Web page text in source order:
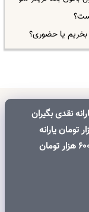
بخریم یا حضوری؟
نقدی بگیران
واریز نفری ۳۰۰ هزار تومان یارانه
نقدی برای این خانوار ها | ۶۰۰ هزار تومان